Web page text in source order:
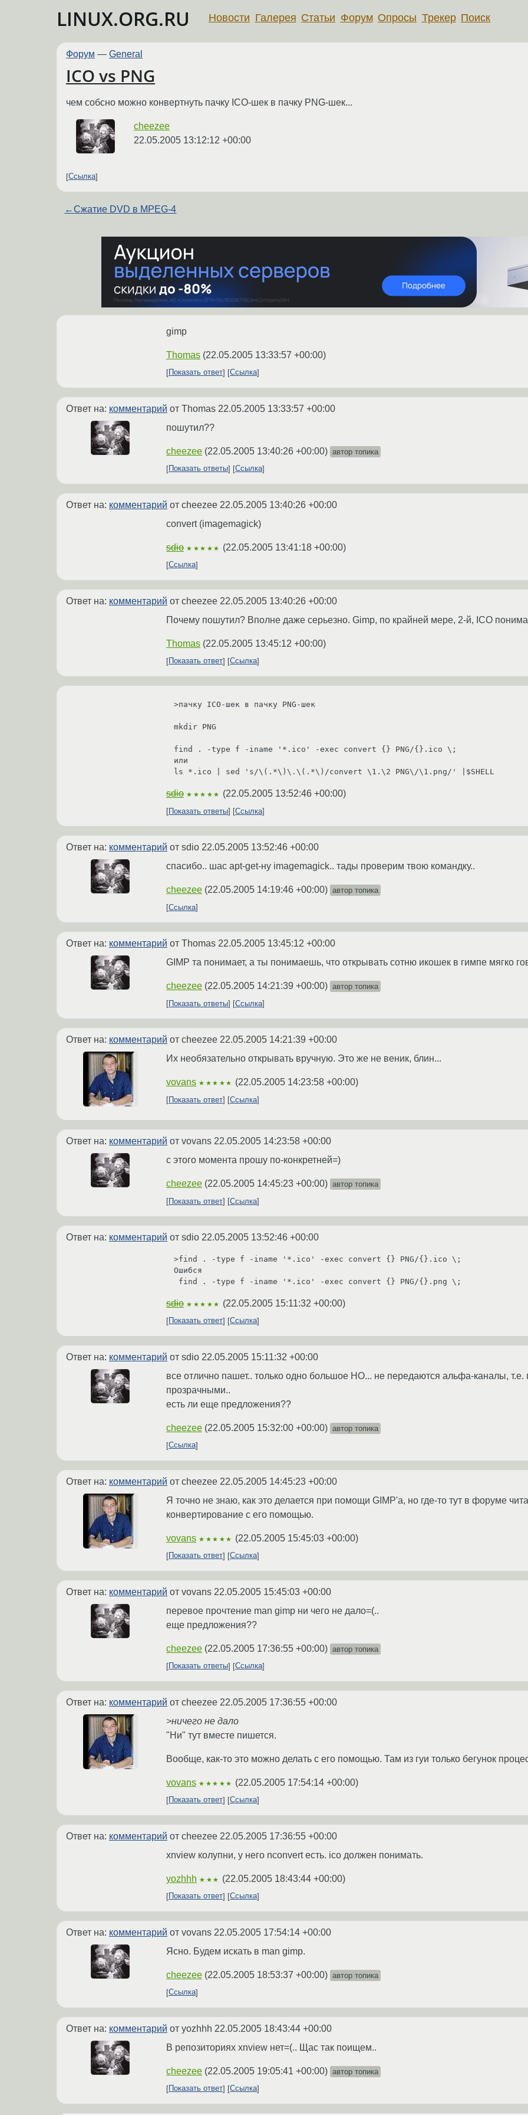
LINUX.ORG.RU Новости Галерея Статьи Форум Опросы Трекер Поиск
Форум — General
ICO vs PNG
чем собсно можно конвертнуть пачку ICO-шек в пачку PNG-шек...
cheezee
22.05.2005 13:12:12 +00:00
Ссылка
←Сжатие DVD в MPEG-4
gimp
Thomas (22.05.2005 13:33:57 +00:00)
Показать ответ Ссылка
Ответ на: комментарий от Thomas 22.05.2005 13:33:57 +00:00
пошутил??
cheezee (22.05.2005 13:40:26 +00:00) автор топика
Показать ответы
Ссылка
Ответ на: комментарий от cheezee 22.05.2005 13:40:26 +00:00
convert (imagemagick)
sdio ★★★★★ (22.05.2005 13:41:18 +00:00)
Ссылка
Ответ на: комментарий от cheezee 22.05.2005 13:40:26 +00:00
Почему пошутил? Вполне даже серьезно. Gimp, по крайней мере, 2-й, ICO
Thomas (22.05.2005 13:45:12 +00:00)
Показать ответ Ссылка
>пачку ICO-шек в пачку PNG-шек
mkdir PNG
find . -type f -iname '*.ico' -exec convert {} PNG/{}.ico \;
или
sdio ★★★★★ (22.05.2005 13:52:46 +00:00)
Показать ответы Ссылка
Ответ на: комментарий от sdio 22.05.2005 13:52:46 +00:00
спасибо.. шас apt-get-ну imagemagick.. тады проверим твою командку..
cheezee (22.05.2005 14:19:46 +00:00) автор топика
Ссылка
Ответ на: комментарий от Thomas 22.05.2005 13:45:12 +00:00
GIMP та понимает, а ты понимаешь, что открывать сотню икошек в гимпе мягко
cheezee (22.05.2005 14:21:39 +00:00) автор топика
Показать ответы
Ссылка
Ответ на: комментарий от cheezee 22.05.2005 14:21:39 +00:00
Их необязательно открывать вручную. Это же не веник, блин...
vovans ★★★★★ (22.05.2005 14:23:58 +00:00)
Показать ответ Ссылка
Ответ на: комментарий от vovans 22.05.2005 14:23:58 +00:00
с этого момента прошу по-конкретней=)
cheezee (22.05.2005 14:45:23 +00:00) автор топика
Показать ответ
Ссылка
Ответ на: комментарий от sdio 22.05.2005 13:52:46 +00:00
>find . -type f -iname '*.ico' -exec convert {} PNG/{}.ico \;
Ошибся
sdio ★★★★★ (22.05.2005 15:11:32 +00:00)
Показать ответ Ссылка
Ответ на: комментарий от sdio 22.05.2005 15:11:32 +00:00
все отлично пашет.. только одно большое НО... не передаются альфа-каналы, т.е.
прозрачными..
есть ли еще предложения??
cheezee (22.05.2005 15:32:00 +00:00) автор топика
Ссылка
Ответ на: комментарий от cheezee 22.05.2005 14:45:23 +00:00
Я точно не знаю, как это делается при помощи GIMP'а, но где-то тут в форуме
конвертирование с его помощью.
vovans ★★★★★ (22.05.2005 15:45:03 +00:00)
Показать ответ Ссылка
Ответ на: комментарий от vovans 22.05.2005 15:45:03 +00:00
перевое прочтение man gimp ни чего не дало=(..
еще предложения??
cheezee (22.05.2005 17:36:55 +00:00) автор топика
Показать ответы
Ссылка
Ответ на: комментарий от cheezee 22.05.2005 17:36:55 +00:00
>ничего не дало
"Ни" тут вместе пишется.
Вообще, как-то это можно делать с его помощью. Там из гуи только бегунок
vovans ★★★★★ (22.05.2005 17:54:14 +00:00)
Показать ответ Ссылка
Ответ на: комментарий от cheezee 22.05.2005 17:36:55 +00:00
xnview колупни, у него nconvert есть. ico должен понимать.
yozhhh ★★★ (22.05.2005 18:43:44 +00:00)
Показать ответ Ссылка
Ответ на: комментарий от vovans 22.05.2005 17:54:14 +00:00
Ясно. Будем искать в man gimp.
cheezee (22.05.2005 18:53:37 +00:00) автор топика
Ссылка
Ответ на: комментарий от yozhhh 22.05.2005 18:43:44 +00:00
В репозиториях xnview нет=(.. Щас так поищем..
cheezee (22.05.2005 19:05:41 +00:00) автор топика
Показать ответ
Ссылка